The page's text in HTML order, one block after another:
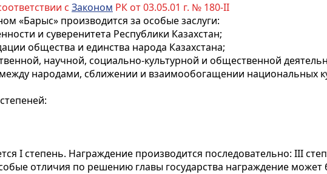
с Законом РК от 03.05.01 г. № 180-II
«Барыс» производится за особые заслуги:
и суверенитета Республики Казахстан;
общества и единства народа Казахстана;
научной, социально-культурной и общественной
между народами, сближении и взаимообогащении национальных
I степень. Награждение производится последовательно: III
отличия по решению главы государства награждение